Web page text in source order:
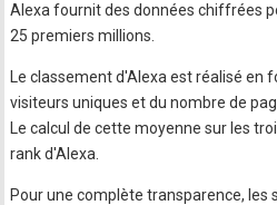
Alexa fournit des données chiffrées
25 premiers millions.
Le classement d'Alexa est réalisé en
visiteurs uniques et du nombre de
Le calcul de cette moyenne sur les
rank d'Alexa.
Pour une complète transparence,